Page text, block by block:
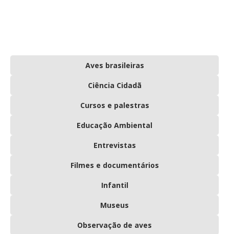
Aves brasileiras
Ciência Cidadã
Cursos e palestras
Educação Ambiental
Entrevistas
Filmes e documentários
Infantil
Museus
Observação de aves